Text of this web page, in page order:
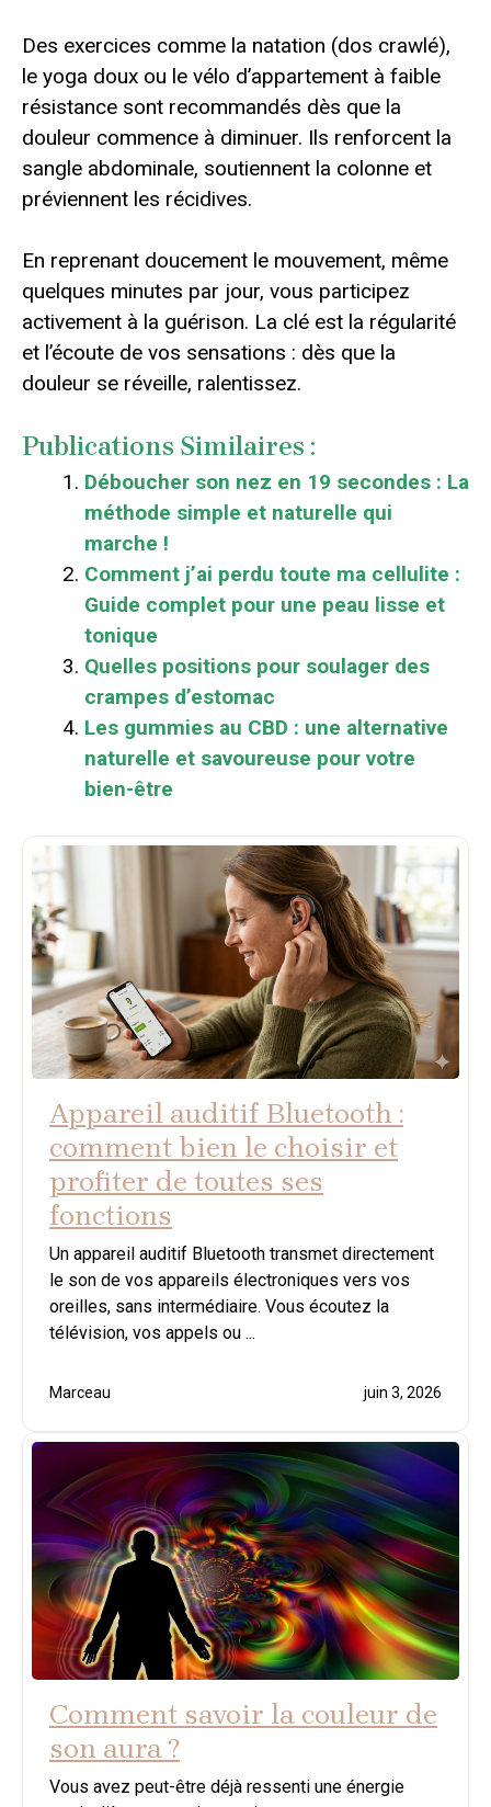
Des exercices comme la natation (dos crawlé),
le yoga doux ou le vélo d’appartement à faible
résistance sont recommandés dès que la
douleur commence à diminuer. Ils renforcent la
sangle abdominale, soutiennent la colonne et
préviennent les récidives.
En reprenant doucement le mouvement, même
quelques minutes par jour, vous participez
activement à la guérison. La clé est la régularité
et l’écoute de vos sensations : dès que la
douleur se réveille, ralentissez.
Publications Similaires :
Déboucher son nez en 19 secondes : La
méthode simple et naturelle qui
marche !
Comment j’ai perdu toute ma cellulite :
Guide complet pour une peau lisse et
tonique
Quelles positions pour soulager des
crampes d’estomac
Les gummies au CBD : une alternative
naturelle et savoureuse pour votre
bien-être
Appareil auditif Bluetooth :
comment bien le choisir et
profiter de toutes ses
fonctions
Un appareil auditif Bluetooth transmet directement
le son de vos appareils électroniques vers vos
oreilles, sans intermédiaire. Vous écoutez la
télévision, vos appels ou ...
Marceau juin 3, 2026
Comment savoir la couleur de
son aura ?
Vous avez peut-être déjà ressenti une énergie